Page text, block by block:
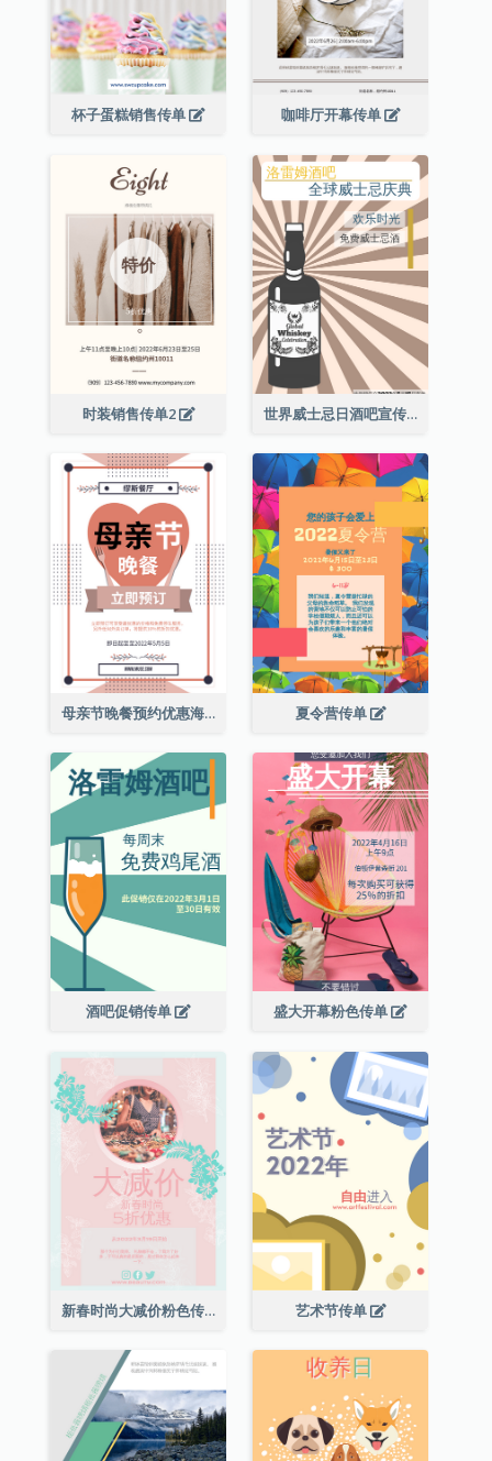
杯子蛋糕销售传单 咖啡厅开幕传单
时装销售传单2 世界威士忌日酒吧宣传传单
母亲节晚餐预约优惠海报 夏令营传单
酒吧促销传单 盛大开幕粉色传单
新春时尚大减价粉色传单 艺术节传单